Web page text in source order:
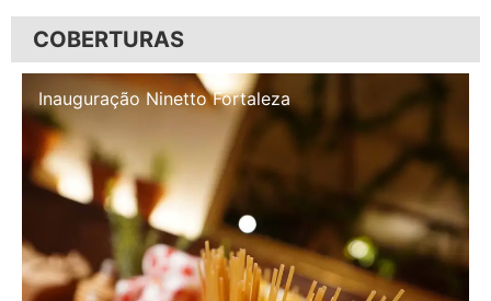
COBERTURAS
Inauguração Illa Café